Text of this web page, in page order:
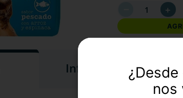
＋
Información
nos